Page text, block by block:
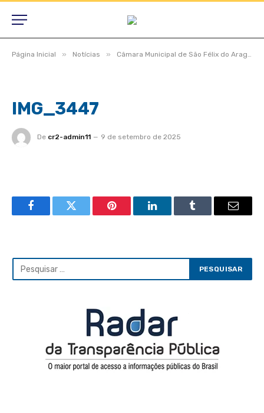
Página Inicial » Notícias » Câmara Municipal de São Félix do Araguaia realiza 1.283ª Sessão Ordinária após recesso de julho
IMG_3447
De cr2-admin11 9 de setembro de 2025
FacebookTwitter Pinterest LinkedInTumblr Email